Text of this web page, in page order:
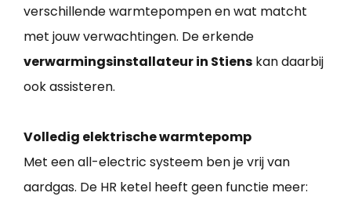
verschillende warmtepompen en wat matcht
met jouw verwachtingen. De erkende
verwarmingsinstallateur in Stiens kan daarbij
ook assisteren.
Volledig elektrische warmtepomp
Met een all-electric systeem ben je vrij van
aardgas. De HR ketel heeft geen functie meer: